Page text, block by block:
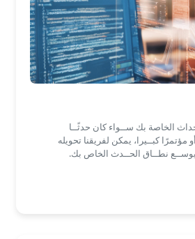
الخاصة بك ســواء كان حدثًــا
مؤتمرًا كبــيرا، يمكن لفريقنا تحويله
نطــاق الحــدث الخاص بك.